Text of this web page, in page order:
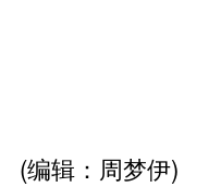
(编辑：周梦伊)